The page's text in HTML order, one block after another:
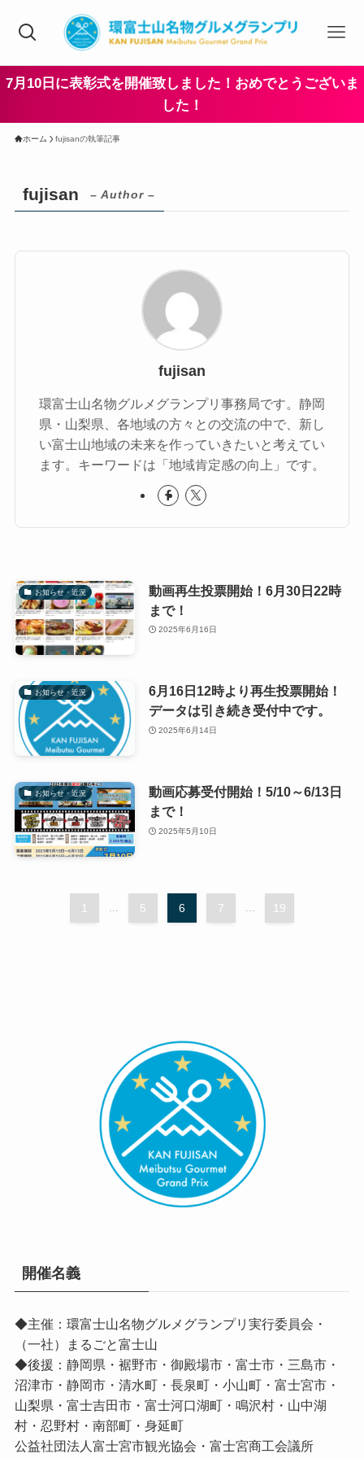
7月10日に表彰式を開催致しました！おめでとうございま
した！
ホーム fujisanの執筆記事
fujisan – Author –
fujisan
環富士山名物グルメグランプリ事務局です。静岡
県・山梨県、各地域の方々との交流の中で、新し
い富士山地域の未来を作っていきたいと考えてい
ます。キーワードは「地域肯定感の向上」です。
お知らせ・近況
動画再生投票開始！6月30日22時
まで！
2025年6月16日
お知らせ・近況
6月16日12時より再生投票開始！
データは引き続き受付中です。
2025年6月14日
お知らせ・近況
動画応募受付開始！5/10～6/13日
まで！
2025年5月10日
1 ... 5 6 7 ... 19
開催名義
◆主催：環富士山名物グルメグランプリ実行委員会・
（一社）まるごと富士山
◆後援：静岡県・裾野市・御殿場市・富士市・三島市・
沼津市・静岡市・清水町・長泉町・小山町・富士宮市・
山梨県・富士吉田市・富士河口湖町・鳴沢村・山中湖
村・忍野村・南部町・身延町
公益社団法人富士宮市観光協会・富士宮商工会議所